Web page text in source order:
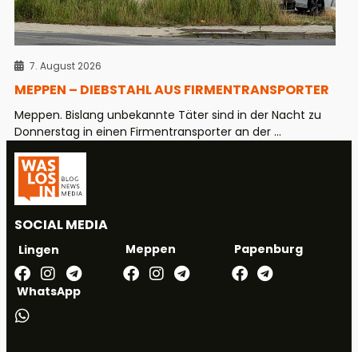
7. August 2026
MEPPEN – DIEBSTAHL AUS FIRMENTRANSPORTER
Meppen. Bislang unbekannte Täter sind in der Nacht zu
Donnerstag in einen Firmentransporter an der ...
SOCIAL MEDIA
Lingen Meppen Papenburg
WhatsApp